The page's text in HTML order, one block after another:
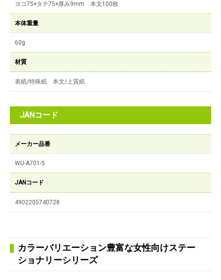
ヨコ75×タテ75×厚み9mm 本文100枚
本体重量
60g
材質
表紙/特殊紙 本文/上質紙
JANコード
メーカー品番
WU-A701-5
JANコード
4902205740728
カラーバリエーション豊富な女性向けステー
ショナリーシリーズ